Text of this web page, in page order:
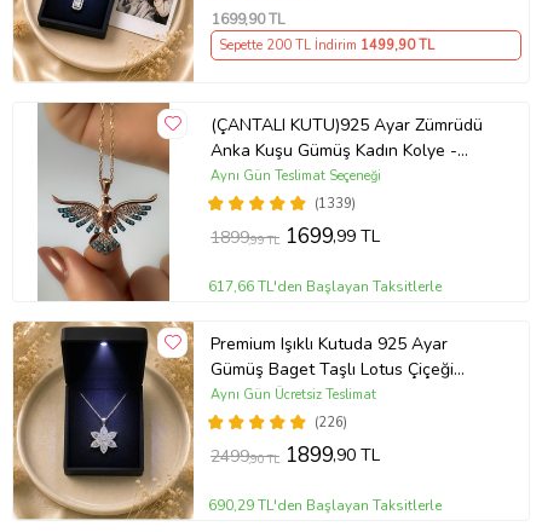
Ürün Kodu:
kcm30832518 1699,90 TL
Sepette 200 TL İndirim 1499,90 TL
(ÇANTALI KUTU)925 Ayar Zümrüdü
Anka Kuşu Gümüş Kadın Kolye -
MAVİ
(1339)
Aynı Gün Teslimat Seçeneği
1899,99 TL 1699,99 TL
617,66 TL'den Başlayan Taksitlerle
Premium Işıklı Kutuda 925 Ayar
Gümüş Baget Taşlı Lotus Çiçeği
Kolye
(226)
Aynı Gün Ücretsiz Teslimat
2499,90 TL 1899,90 TL
690,29 TL'den Başlayan Taksitlerle